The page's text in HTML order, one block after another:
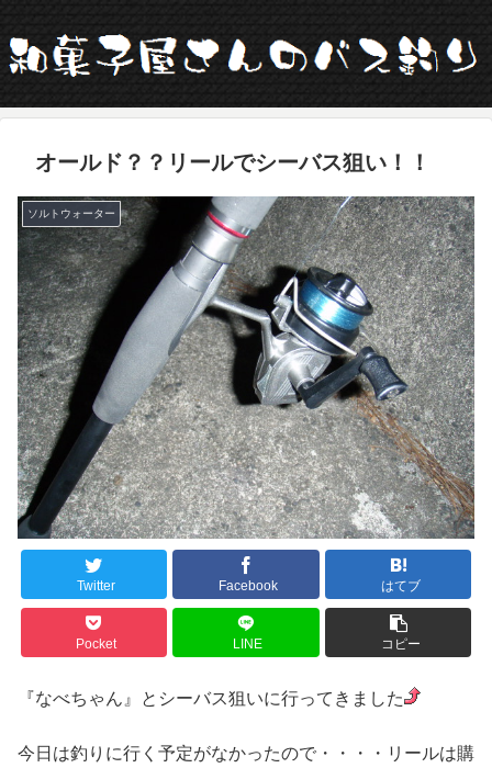
オールド？？リールでシーバス狙い！！
ソルトウォーター
Twitter Facebook はてブ
Pocket LINE コピー
『なべちゃん』とシーバス狙いに行ってきました
今日は釣りに行く予定がなかったので・・・・リールは購